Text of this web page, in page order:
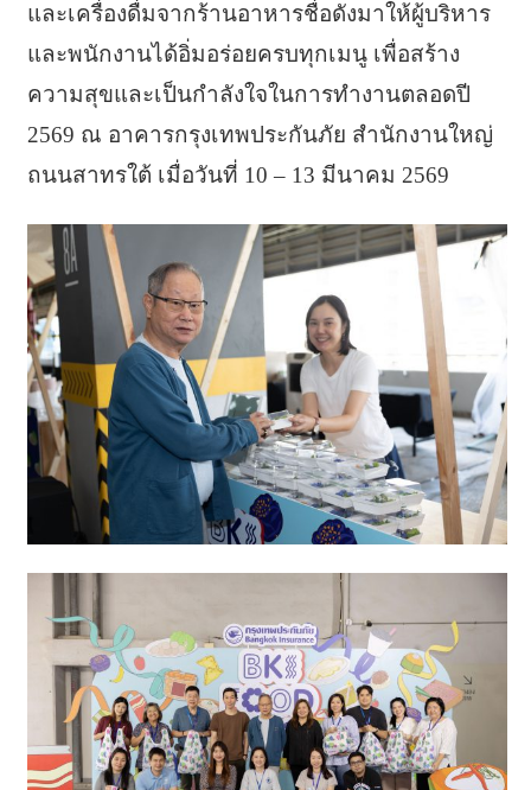
และเครื่องดื่มจากร้านอาหารชื่อดังมาให้ผู้บริหาร
และพนักงานได้อิ่มอร่อยครบทุกเมนู เพื่อสร้าง
ความสุขและเป็นกำลังใจในการทำงานตลอดปี
2569 ณ อาคารกรุงเทพประกันภัย สำนักงานใหญ่
ถนนสาทรใต้ เมื่อวันที่ 10 – 13 มีนาคม 2569